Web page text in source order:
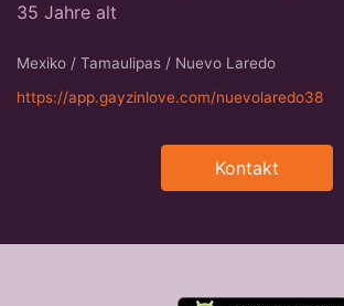
35 Jahre alt
Mexiko / Tamaulipas / Nuevo Laredo
https://app.gayzinlove.com/nuevolaredo38
Kontakt